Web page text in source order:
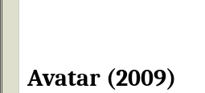
Avatar (2009)